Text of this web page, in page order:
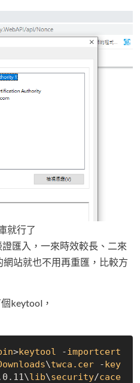
就行了
匯入，一來時效較長、二來
站就也不用再重匯，比較方
keytool，
>keytool -importcert
\twca.cer -key
lib\security/cace